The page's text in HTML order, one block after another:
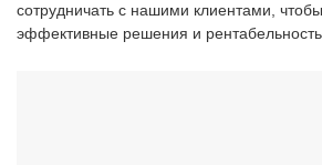
сотрудничать с нашими клиентами,
эффективные решения и